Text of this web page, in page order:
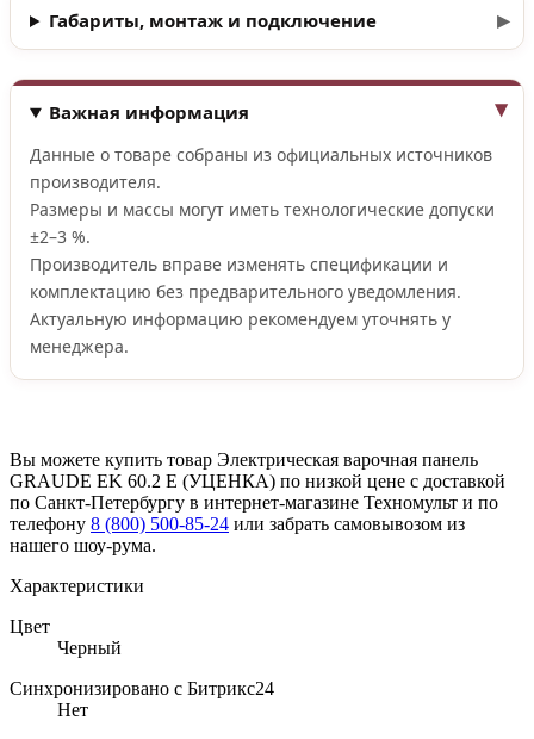
Габариты, монтаж и подключение
Важная информация
Данные о товаре собраны из официальных источников
производителя.
Размеры и массы могут иметь технологические допуски
±2–3 %.
Производитель вправе изменять спецификации и
комплектацию без предварительного уведомления.
Актуальную информацию рекомендуем уточнять у
менеджера.
Вы можете купить товар Электрическая варочная панель
GRAUDE EK 60.2 E (УЦЕНКА) по низкой цене с доставкой
по Санкт-Петербургу в интернет-магазине Техномульт и по
телефону 8 (800) 500-85-24 или забрать самовывозом из
нашего шоу-рума.
Характеристики
Цвет
Черный
Синхронизировано с Битрикс24
Нет